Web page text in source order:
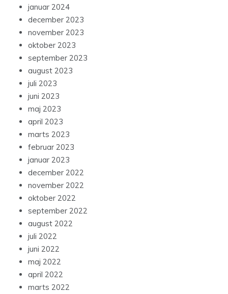
januar 2024
december 2023
november 2023
oktober 2023
september 2023
august 2023
juli 2023
juni 2023
maj 2023
april 2023
marts 2023
februar 2023
januar 2023
december 2022
november 2022
oktober 2022
september 2022
august 2022
juli 2022
juni 2022
maj 2022
april 2022
marts 2022